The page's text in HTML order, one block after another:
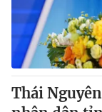
Thế giới đó đây
Câu chuyện
Tài chính
Thị trường
Góc doanh
Dữ liệu và đời
Truyền hình
Phim VTV
Thái